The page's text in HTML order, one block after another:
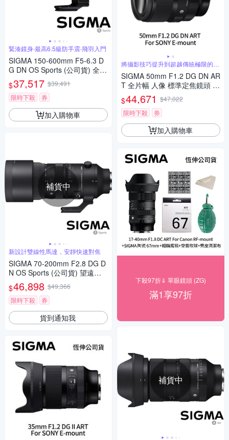
緊湊鏡身‧最高6.5級防手震‧飛羽入門
SIGMA 150-600mm F5-6.3 D
G DN OS Sports (公司貨) 全片
幅微單眼鏡頭 超望遠變焦鏡頭
飛羽攝影 拍鳥
$37,517 $39,491
限時下殺
券
加入購物車
補貨中
新設計雙線性馬達，安靜快速對焦
SIGMA 70-200mm F2.8 DG D
N OS Sports (公司貨) 望遠變
焦鏡頭 大三元 全片幅無反微單
眼鏡頭
$46,898 $49,366
限時下殺
券
貨到通知我
將攝影技巧提升到超越傳統極限的水
準
SIGMA 50mm F1.2 DG DN AR
T 全片幅 人像 標準定焦鏡頭 F
or SONY E-mount (公司貨)
$44,671 $47,022
限時下殺
券
加入購物車
下殺97折⇓ 單眼鏡頭 (ZG)
滿1享97折
補貨中